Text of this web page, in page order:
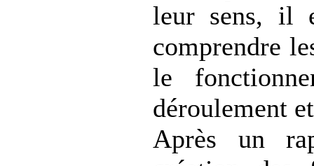
leur sens, il
comprendre
le
déroulement
Après un